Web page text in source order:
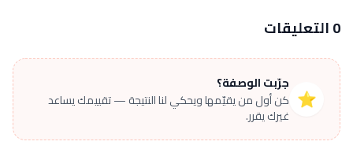
0 التعليقات
⭐
جرّبت الوصفة؟
كن أول من يقيّمها ويحكي لنا النتيجة — تقييمك يساعد
غيرك يقرر.